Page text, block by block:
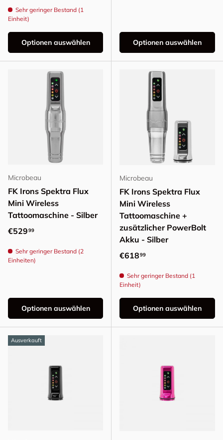
Sehr geringer Bestand (1
Einheit)
Optionen auswählen Optionen auswählen
Microbeau
FK Irons Spektra Flux
Mini Wireless
Tattoomaschine - Silber
Normaler Preis
€52999
Sehr geringer Bestand (2
Einheiten)
Optionen auswählen
Microbeau
FK Irons Spektra Flux
Mini Wireless
Tattoomaschine +
zusätzlicher PowerBolt
Akku - Silber
Normaler Preis
€61899
Sehr geringer Bestand (1
Einheit)
Optionen auswählen
Ausverkauft